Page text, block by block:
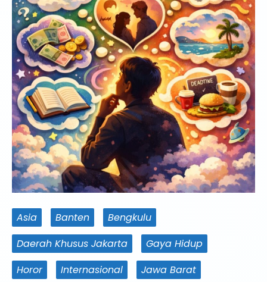
Asia Banten
Bengkulu
Daerah Khusus Jakarta
Gaya Hidup
Horor
Internasional
Jawa Barat